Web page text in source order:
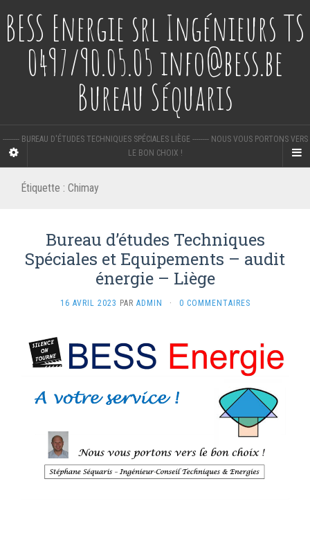
BESS Energie srl Ingénieurs TS
0497/90.05.05 info@bess.be
Bureau Séquaris
-------- BUREAU D'ÉTUDES TECHNIQUES SPÉCIALES LIÈGE -------- NOUS VOUS PORTONS VERS
LE BON CHOIX !
Étiquette : Chimay
Bureau d’études Techniques
Spéciales et Equipements – audit
énergie – Liège
16 AVRIL 2023 PAR ADMIN · 0 COMMENTAIRES